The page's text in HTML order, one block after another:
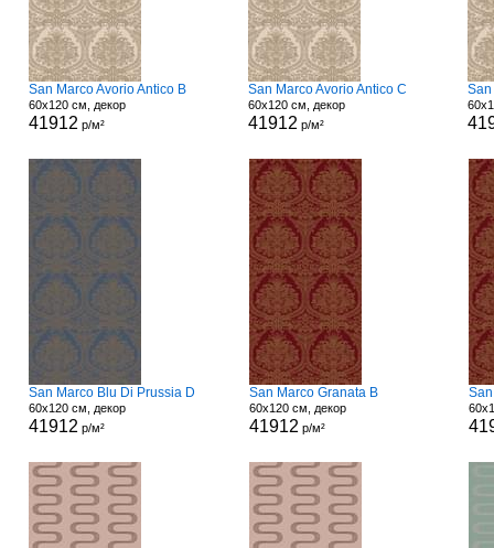
San Marco Avorio Antico B
60x120 см, декор
41912 р/м²
San Marco Avorio Antico C
60x120 см, декор
41912 р/м²
San Marco Blu Di Prussia D
60x120 см, декор
41912 р/м²
San Marco Granata B
60x120 см, декор
41912 р/м²